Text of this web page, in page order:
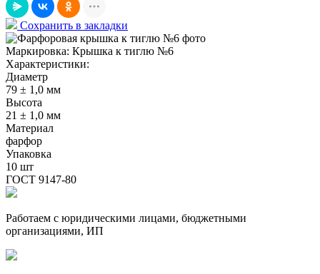
Сохранить в закладки
Маркировка: Крышка к тиглю №6
Характеристики:
Диаметр
79 ± 1,0 мм
Высота
21 ± 1,0 мм
Материал
фарфор
Упаковка
10 шт
ГОСТ 9147-80
Работаем с юридическими лицами, бюджетными
организациями, ИП